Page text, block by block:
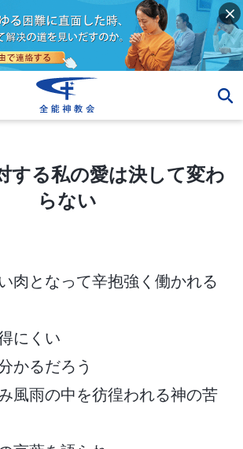
愛は決して変わらない
する私の愛は決して変わ
らない
肉となって辛抱強く働かれる
にくい
かるだろう
風雨の中を彷徨われる神の苦